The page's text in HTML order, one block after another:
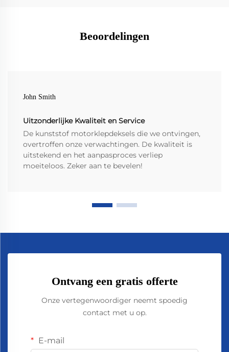
Beoordelingen
John Smith
Uitzonderlijke Kwaliteit en Service
De kunststof motorklepdeksels die we ontvingen,
overtroffen onze verwachtingen. De kwaliteit is
uitstekend en het aanpasproces verliep
moeiteloos. Zeker aan te bevelen!
Ontvang een gratis offerte
Onze vertegenwoordiger neemt spoedig
contact met u op.
E-mail